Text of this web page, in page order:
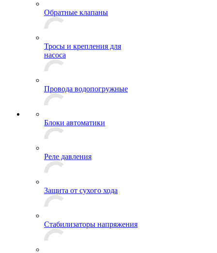
Обратные клапаны
Тросы и крепления для
насоса
Провода водопогружные
Блоки автоматики
Реле давления
Защита от сухого хода
Стабилизаторы напряжения